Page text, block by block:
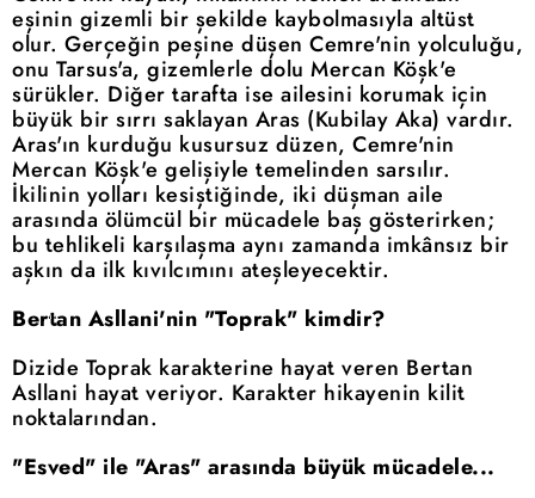
eşinin gizemli bir şekilde kaybolmasıyla altüst
olur. Gerçeğin peşine düşen Cemre'nin yolculuğu,
onu Tarsus'a, gizemlerle dolu Mercan Köşk'e
sürükler. Diğer tarafta ise ailesini korumak için
büyük bir sırrı saklayan Aras (Kubilay Aka) vardır.
Aras'ın kurduğu kusursuz düzen, Cemre'nin
Mercan Köşk'e gelişiyle temelinden sarsılır.
İkilinin yolları kesiştiğinde, iki düşman aile
arasında ölümcül bir mücadele baş gösterirken;
bu tehlikeli karşılaşma aynı zamanda imkânsız bir
aşkın da ilk kıvılcımını ateşleyecektir.
Bertan Asllani'nin "Toprak" kimdir?
Dizide Toprak karakterine hayat veren Bertan
Asllani hayat veriyor. Karakter hikayenin kilit
noktalarından.
"Esved" ile "Aras" arasında büyük mücadele...